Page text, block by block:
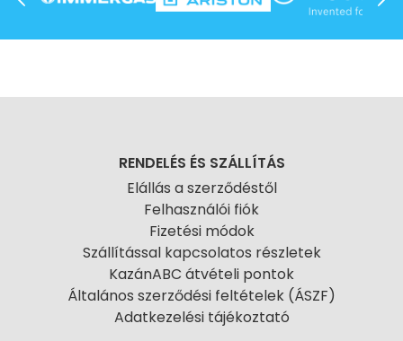
RENDELÉS ÉS SZÁLLÍTÁS
Elállás a szerződéstől
Felhasználói fiók
Fizetési módok
Szállítással kapcsolatos részletek
KazánABC átvételi pontok
Általános szerződési feltételek (ÁSZF)
Adatkezelési tájékoztató